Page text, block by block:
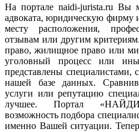
На портале naidi-jurista.ru Вы
адвоката, юридическую фирму
месту расположения,
отзывам или другим
право, жилищное право или
уголовный процесс или
представлены специалистами,
нашей базе данных.
услуги или репутацию
лучшее. Портал «НАЙДИ-
возможность подбора
именно Вашей ситуации.